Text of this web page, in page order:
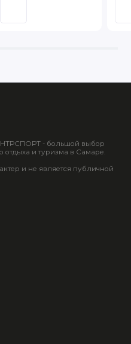
- большой выбор
отдыха и туризма в Самаре.
и не является публичной